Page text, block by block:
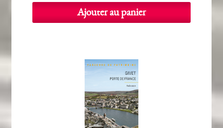
Ajouter au panier